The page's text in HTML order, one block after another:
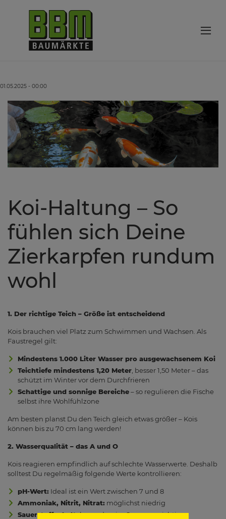
01.05.2025 - 00:00
Koi-Haltung – So
fühlen sich Deine
Zierkarpfen rundum
wohl
1. Der richtige Teich – Größe ist entscheidend
Kois brauchen viel Platz zum Schwimmen und Wachsen. Als
Faustregel gilt:
Mindestens 1.000 Liter Wasser pro ausgewachsenem Koi
Teichtiefe mindestens 1,20 Meter , besser 1,50 Meter – das
schützt im Winter vor dem Durchfrieren
Schattige und sonnige Bereiche– so regulieren die Fische
selbst ihre Wohlfühlzone
Am besten planst Du den Teich gleich etwas größer – Kois
können bis zu 70 cm lang werden!
2. Wasserqualität – das A und O
Kois reagieren empfindlich auf schlechte Wasserwerte. Deshalb
solltest Du regelmäßig folgende Werte kontrollieren:
pH-Wert: Ideal ist ein Wert zwischen 7 und 8
Ammoniak, Nitrit, Nitrat: möglichst niedrig
Sauerstoffgehalt:besonders im Sommer wichtig